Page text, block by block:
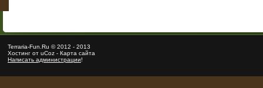
Terraria-Fun.Ru ©2012 - 2013
Хостинг от uCoz - Карта сайта
Написать администрации!